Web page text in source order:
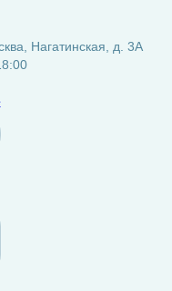
Нагатинская, д. 3А